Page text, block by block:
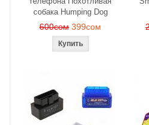
собака Humping Dog
600сом 399сом